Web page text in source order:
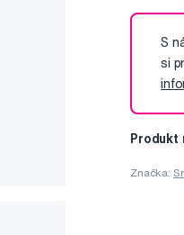
S
si
Produkt
Značka: